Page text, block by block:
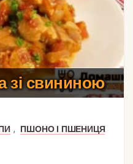
зі свининою
,
ПШОНО І ПШЕНИЦЯ